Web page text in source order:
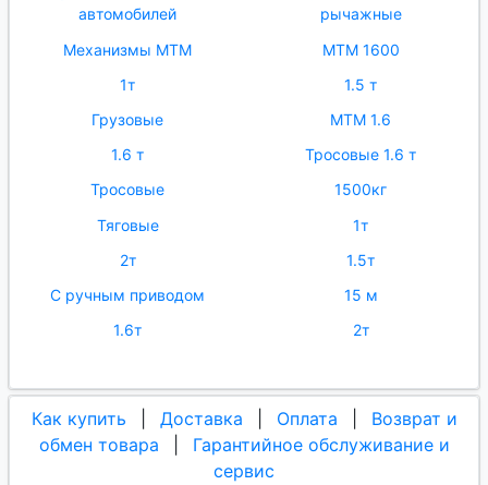
автомобилей
рычажные
Механизмы МТМ
МТМ 1600
1т
1.5 т
Грузовые
МТМ 1.6
1.6 т
Тросовые 1.6 т
Тросовые
1500кг
Тяговые
1т
2т
1.5т
С ручным приводом
15 м
1.6т
2т
Как купить Доставка Оплата
Возврат и
обмен товара
Гарантийное обслуживание и
сервис